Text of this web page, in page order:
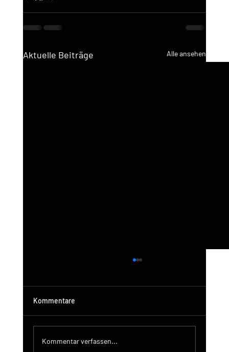
Aktuelle Beiträge Alle ansehen
Kommentare
Kommentar verfassen...